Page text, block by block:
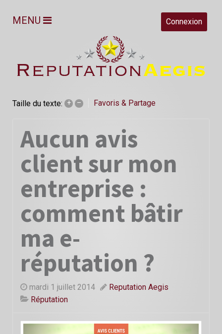
Connexion
MENU
Taille du texte: + – Favoris & Partage
Aucun avis
client sur mon
entreprise :
comment bâtir
ma e-
réputation ?
mardi 1 juillet 2014
Reputation Aegis
Réputation